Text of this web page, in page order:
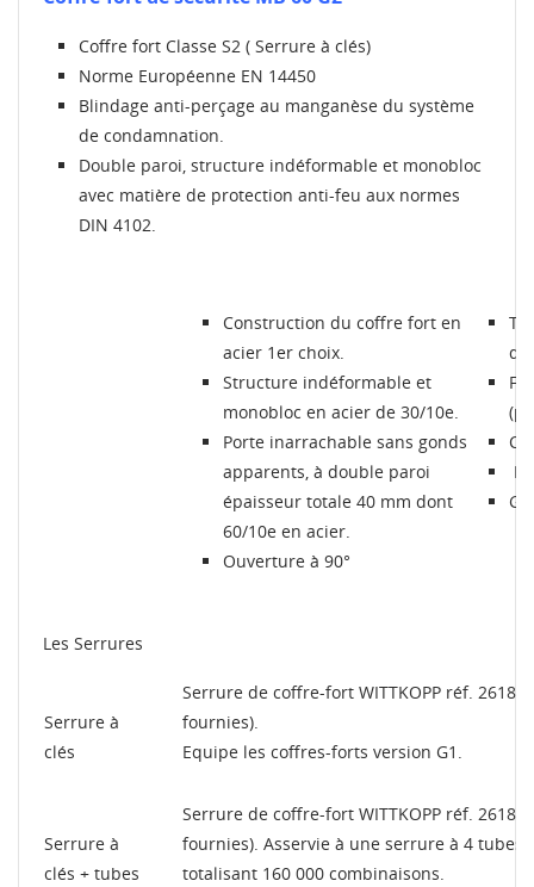
Coffre fort Classe S2 ( Serrure à clés)
Norme Européenne EN 14450
Blindage anti-perçage au manganèse du système
de condamnation.
Double paroi, structure indéformable et monobloc
avec matière de protection anti-feu aux normes
DIN 4102.
Construction du coffre fort en
acier 1er choix.
Structure indéformable et
monobloc en acier de 30/10e.
Porte inarrachable sans gonds
apparents, à double paroi
épaisseur totale 40 mm dont
60/10e en acier.
Ouverture à 90°
Les Serrures
Serrure à
clés
Serrure de coffre-fort WITTKOPP réf. 2618
fournies).
Equipe les coffres-forts version G1.
Serrure à
clés + tubes
Serrure de coffre-fort WITTKOPP réf. 2618
fournies). Asservie à une serrure à 4 tubes
totalisant 160 000 combinaisons.
MES LISTES
Créer une nouvelle liste
CRÉER UNE LISTE D'ENVIES
Nom de la liste d'envies
CONNEXION
Vous devez être connecté pour ajouter des produits à
votre liste d'envies.